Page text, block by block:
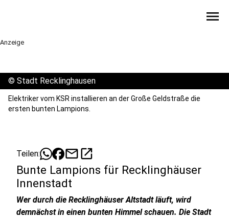
menu
Anzeige
© Stadt Recklinghausen
Elektriker vom KSR installieren an der Große Geldstraße die
ersten bunten Lampions.
Teilen: mailopen_in_new
Bunte Lampions für Recklinghäuser
Innenstadt
Wer durch die Recklinghäuser Altstadt läuft, wird
demnächst in einen bunten Himmel schauen. Die Stadt